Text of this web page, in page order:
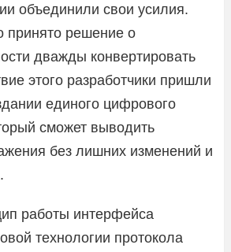
объединили свои усилия.
принято решение о
дважды конвертировать
этого разработчики пришли
единого цифрового
сможет выводить
без лишних изменений и
работы интерфейса
технологии протокола